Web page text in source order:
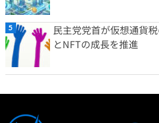
民主党党首が仮想通貨
とNFTの成長を推進